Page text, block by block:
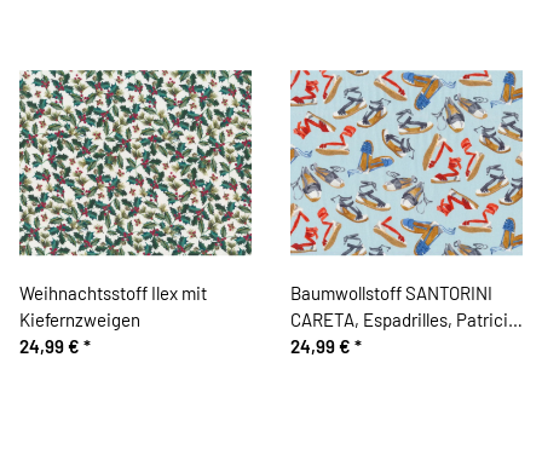
Weihnachtsstoff Ilex mit
Kiefernzweigen
24,99 € *
Baumwollstoff SANTORINI
CARETA, Espadrilles, Patricia
Meyer
24,99 € *